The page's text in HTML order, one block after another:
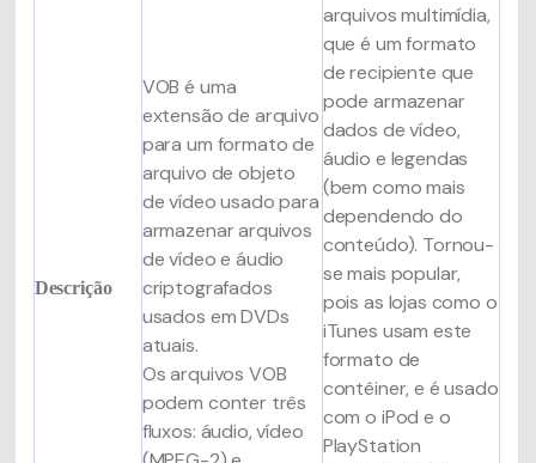
Descrição
VOB é uma
extensão de arquivo
para um formato de
arquivo de objeto
de vídeo usado para
armazenar arquivos
de vídeo e áudio
criptografados
usados em DVDs
atuais.
Os arquivos VOB
podem conter três
fluxos: áudio, vídeo
arquivos multimídia,
que é um formato
de recipiente que
pode armazenar
dados de vídeo,
áudio e legendas
(bem como mais
dependendo do
conteúdo). Tornou-
se mais popular,
pois as lojas como o
iTunes usam este
formato de
contêiner, e é usado
com o iPod e o
PlayStation